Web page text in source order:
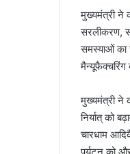
मुख्यमंत्री ने
सरलीकरण,
समस्याओं का
मैन्यूफैक्चरिंग
मुख्यमंत्री ने
निर्यात् को
चारधाम